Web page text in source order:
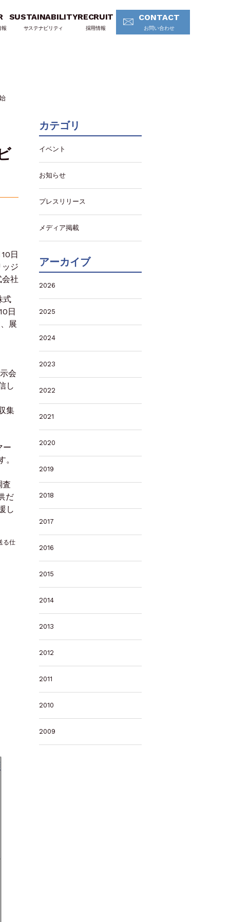
報
SUSTAINABILITY
サステナビリティ
RECRUIT
採用情報
CONTACT
お問い合わせ
日
ジ
社
式
日
展
会
し
集
ー
査
だ
し
る仕
カテゴリ
イベント
お知らせ
プレスリリース
メディア掲載
アーカイブ
2026
2025
2024
2023
2022
2021
2020
2019
2018
2017
2016
2015
2014
2013
2012
2011
2010
2009